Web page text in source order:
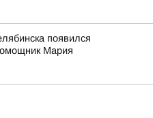
появился
Мария